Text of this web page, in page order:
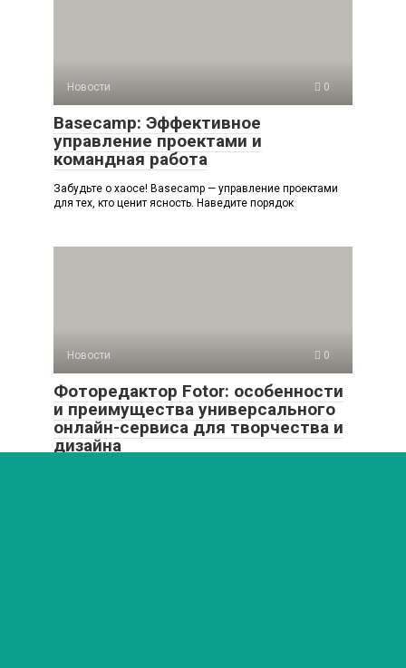
Новости 0
Basecamp: Эффективное
управление проектами и
командная работа
Забудьте о хаосе! Basecamp — управление проектами
для тех, кто ценит ясность. Наведите порядок
Новости 0
Фоторедактор Fotor: особенности
и преимущества универсального
онлайн-сервиса для творчества и
дизайна